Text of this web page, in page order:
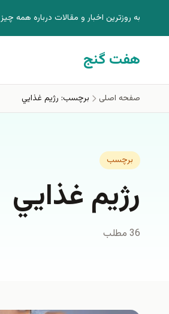
به روزترين اخبار و مقالات درباره همه چيز
هفت گنج
صفحه اصلی برچسب: رژيم غذايي
برچسب
رژيم غذايي
36 مطلب